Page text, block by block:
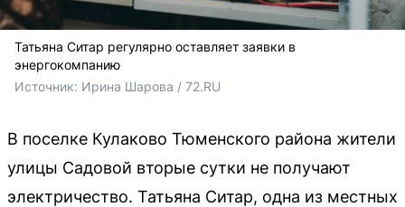
Татьяна Ситар регулярно оставляет заявки в
энергокомпанию
Источник: Ирина Шарова / 72.RU
В поселке Кулаково Тюменского района жители
улицы Садовой вторые сутки не получают
электричество. Татьяна Ситар, одна из местных